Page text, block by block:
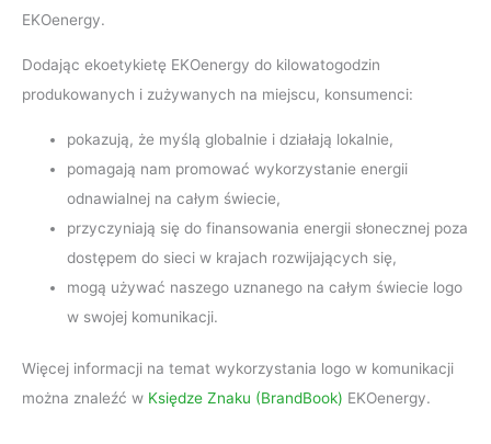
EKOenergy.
Dodając ekoetykietę EKOenergy do kilowatogodzin
produkowanych i zużywanych na miejscu, konsumenci:
pokazują, że myślą globalnie i działają lokalnie,
pomagają nam promować wykorzystanie energii
odnawialnej na całym świecie,
przyczyniają się do finansowania energii słonecznej poza
dostępem do sieci w krajach rozwijających się,
mogą używać naszego uznanego na całym świecie logo
w swojej komunikacji.
Więcej informacji na temat wykorzystania logo w komunikacji
można znaleźć w Księdze Znaku (BrandBook) EKOenergy.